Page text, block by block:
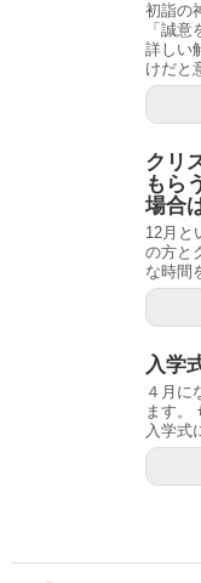
初詣の
「誠
詳しい
けだと
クリ
もら
場合
12月と
の方と
な時間
入学
４月に
ます。
入学式